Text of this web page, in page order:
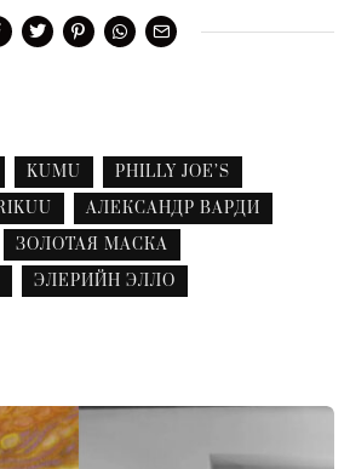
KUMU
PHILLY JOE’S
АЛЕКСАНДР ВАРДИ
ЗОЛОТАЯ МАСКА
ЭЛЕРИЙН ЭЛЛО